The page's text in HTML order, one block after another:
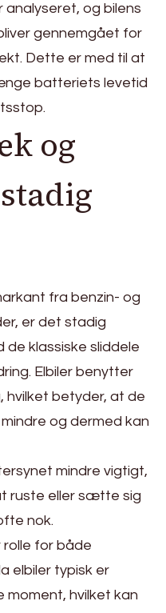
analyseret, og bilens
gennemgået for
Dette er med til at
batteriets levetid
og
fra benzin- og
er det stadig
klassiske sliddele
Elbiler benytter
hvilket betyder, at de
og dermed kan
mindre vigtigt,
ruste eller sætte sig
nok.
for både
elbiler typisk er
hvilket kan